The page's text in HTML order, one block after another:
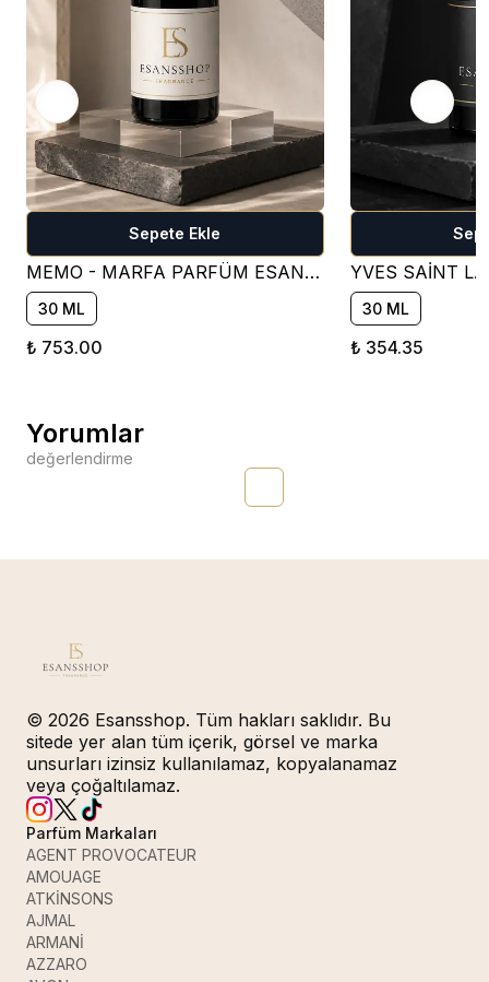
Sepete Ekle
MEMO - MARFA PARFÜM ESANSI ( ÇİÇEKSİ )
30 ML
₺ 753.00
30 ML
₺ 354.35
Yorumlar
değerlendirme
© 2026 Esansshop. Tüm hakları saklıdır. Bu
sitede yer alan tüm içerik, görsel ve marka
unsurları izinsiz kullanılamaz, kopyalanamaz
veya çoğaltılamaz.
Parfüm Markaları
AGENT PROVOCATEUR
AMOUAGE
ATKİNSONS
AJMAL
ARMANİ
AZZARO